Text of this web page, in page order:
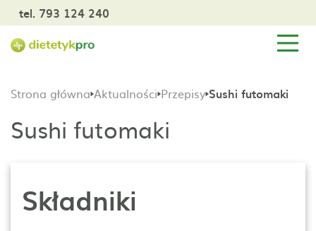
tel. 793 124 240
Strona główna Aktualności Przepisy Sushi futomaki
Sushi futomaki
Składniki